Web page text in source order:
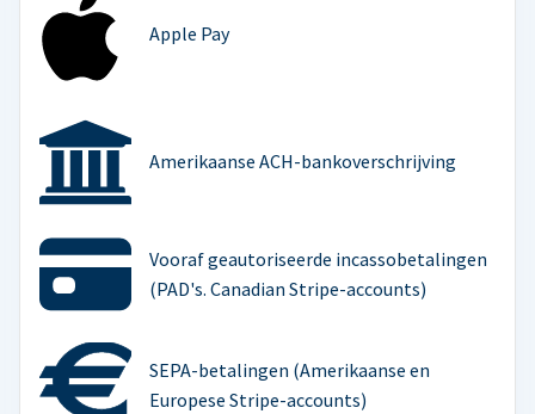
Apple Pay
Amerikaanse ACH-bankoverschrijving
Vooraf geautoriseerde incassobetalingen
(PAD's. Canadian Stripe-accounts)
SEPA-betalingen (Amerikaanse en
Europese Stripe-accounts)